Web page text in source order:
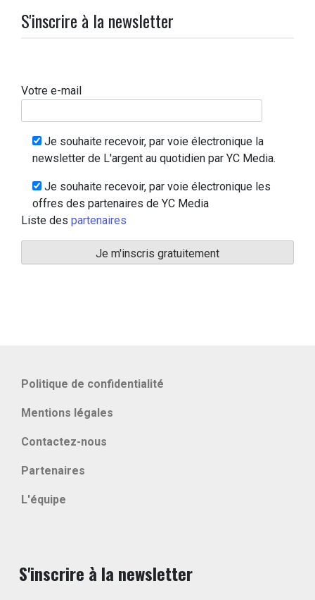
S'inscrire à la newsletter
Votre e-mail
Je souhaite recevoir, par voie électronique la
newsletter de L'argent au quotidien par YC Media.
Je souhaite recevoir, par voie électronique les
offres des partenaires de YC Media
Liste des partenaires
Politique de confidentialité
Mentions légales
Contactez-nous
Partenaires
L'équipe
S'inscrire à la newsletter